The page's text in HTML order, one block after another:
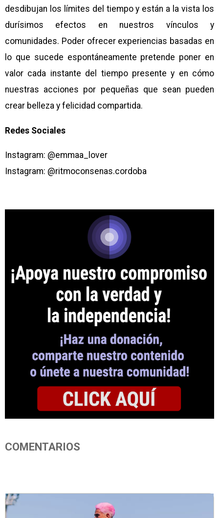
desdibujan los límites del tiempo y están a la vista los
durísimos efectos en nuestros vínculos y
comunidades. Poder ofrecer experiencias basadas en
lo que sucede espontáneamente pretende poner en
valor cada instante del tiempo presente y en cómo
nuestras acciones por pequeñas que sean pueden
crear belleza y felicidad compartida.
Redes Sociales
Instagram: @emmaa_lover
Instagram: @ritmoconsenas.cordoba
COMENTARIOS